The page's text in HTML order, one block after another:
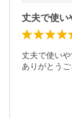
丈夫で使い
ありがとうご